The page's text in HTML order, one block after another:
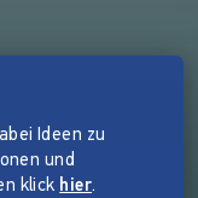
Ideen zu
und
klick hier.